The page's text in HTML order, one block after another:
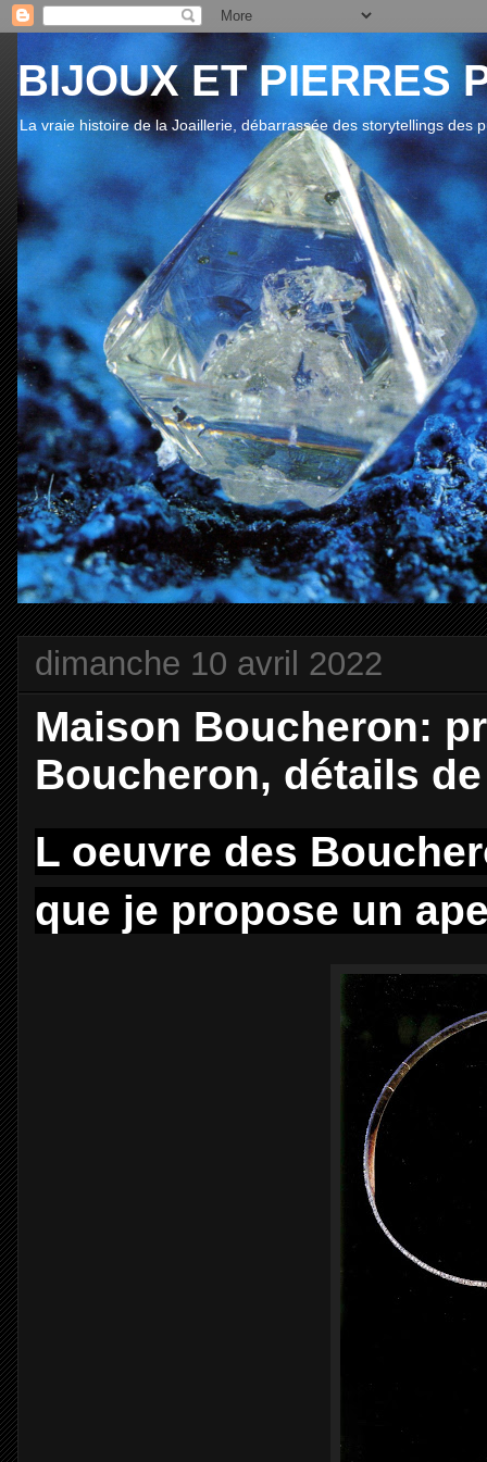
BIJOUX ET PIERRES
La vraie histoire de la Joaillerie, débarrassée des storytellings des
dimanche 10 avril 2022
Maison Boucheron:
Boucheron, détails
L oeuvre des
que je propose un